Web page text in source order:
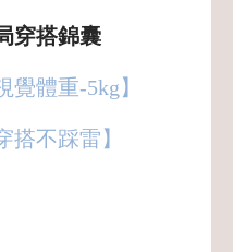
穿搭錦囊
覺體重-5kg】
搭不踩雷】